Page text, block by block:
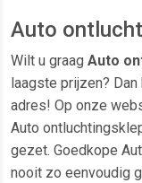
Auto
Wilt u graag Auto
laagste prijzen?
adres! Op onze
Auto
gezet. Goedkope
nooit zo eenvoudig